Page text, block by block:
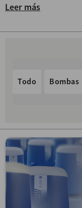
Leer más
Todo Bombas